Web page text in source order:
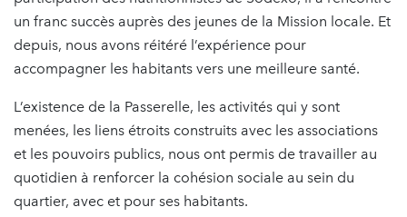
un franc succès auprès des jeunes de la Mission locale. Et
depuis, nous avons réitéré l’expérience pour
accompagner les habitants vers une meilleure santé.
L’existence de la Passerelle, les activités qui y sont
menées, les liens étroits construits avec les associations
et les pouvoirs publics, nous ont permis de travailler au
quotidien à renforcer la cohésion sociale au sein du
quartier, avec et pour ses habitants.